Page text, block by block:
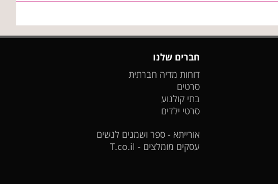
חברים שלנו
דוחות מדיה חברתית
סרטים
בתי קולנוע
סרטי ילדים
אורייתא - ספר ושמנים לנשים
עסקים מומלצים - T.co.il